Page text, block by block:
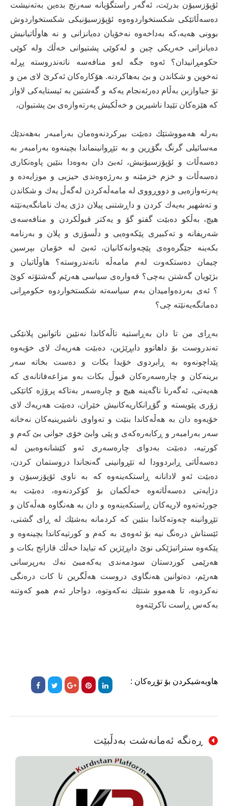
ئۆپۆزسیۆن بدرێت، ئەگەر راستگۆیانە سەرنج بدەین بەتەنیشت
دەسەڵاتێکی شکستخواردوەوە ئۆپۆزسیۆنیکی شكستخواردوش
بوونی هەیە،کە بەداخەوە نەخۆیان دەیانزانی و نە هاوڵاتیانیش
دەیانزانی خەریکی چین و لەکوێی پشتیوانی خەڵك ولە کوێی
حکومڕانیدان؟ ئەوە جگە لەو منافەسە ناتەندروستە پڕلە
تەخوین و شكاندن و بێ بەهاكردنە. هۆکارەکان ئەکرێ لای من و
تۆ جیاوازبن بەڵام دەرئەنجام یەكە و گەشتین بە ئیستایەكی لاواز
كە هێزەكان تێیدا ناشیرین و خەڵكیش پەرتەوازەی بێ پشتیوان،
بەرلە هەمووشتێك دەبێت بیرکردنەوەمان بەرامبەر بەهەندێك
مەسائیلی گرنگ بگۆڕین و بە تێڕوانینماندا بچینەوە بەرامبەر بە
دەسەڵات و ئۆپۆزسیۆنیش، ئەبێ دان بەوەدا بنێین پاوەنکاری
دەسەڵات و خزم خزمێنە و بەرژەوەندی حیزبی و موزایەدە و
پەرتەوازەیی و دووڕووی لە مامەڵەکردن لەگەڵ یەك و شکاندن
و تەشهیر بەیەك كردن و داڕشتنی پیلان دژی یەك نامانگەیەنێتە
هیچ، بەڵكو دەبێت گفتو گۆ و یەکتر قبوڵکردن و منافەسەی
شەریفانە و تەکبیری پێکەوەیی و دڵسۆزی و پلان و بەرنامە
بکەینە جێگرەوەی پێچەوانەکانیان، ئەبێ لە خۆمان بپرسین
چیمان دەستکەوت لەم مامەڵە ناتەندروستە؟ هاوڵاتیان و
بژێویان گەشتن بەچی؟ قەوارەی سیاسی هەرێم گەشتۆتە کوێ
؟ ئەی بەردەوامیدان بەم سیاسەتە شکستخواردوە حکومڕانی
دەمانگەیەنێتە چی؟
بەڕای من تا دان بەڕاستیە تاڵەکاندا نەنێین ناتوانین پلانێکی
تەندروست بۆ داهاتوو دابڕێژین، دەبێت هەریەك لای خۆیەوە
پێداچونەوە بە ڕابردوی خۆیدا بکات و دەست بخاتە سەر
برینەکان و چارەسەرەکان قبوڵ بکات بەو مزاعەفاتانەی كە
هەیەتی، ئەگەرنا ناگەینە هیچ و چارەسەر بەتاکە پرۆژە کاتێکی
زۆری پێویستە و گۆڕانکاریەکانیش خێران، دەبێت هەریەك لای
خۆیەوە دان بە هەڵەكاندا بنێت و تەواوی ناشیرینیەكان نەخاتە
سەر بەرامبەر و ڕكابەرەكەی و پێی وابێ خۆی جوانی بێ كەم و
كورتیە، دەبێت بەدوای چارەسەری ئەو كێشانەوەبین لە
دەسەڵاتی ڕابردوودا لە تێڕوانینی گەنجاندا دروستمان كردن،
دەبێت ئەو لادانانە ڕاستكەینەوە كە بە ناوی ئۆپۆزسیۆن و
دژایەتی دەسەڵاتەوە خەڵكمان بۆ كۆكردنەوە، دەبێت بە
جورئەتەوە لاریەكان ڕاستكەینەوە و دان بە هەنگاوە هەڵەكان و
تێڕوانینە چەوتەكاندا بنێین كە كردمانە بەشێك لە ڕای گشتی،
ئێستاش درەنگ نیە بۆ ئەوەی بە كەم و كورتیەكاندا بچینەوە و
پێكەوە ستراتیژێكی نوێ دابڕێژین كە تیایدا خەڵك قازانج بكات و
هەرێمی كوردستان سودمەندی یەكەمبێ نەك بەرپرسانی
هەرێم، دەتوانین هەنگاوی دروست هەڵگرین تا كات درەنگی
نەكردوە، تا هەموو شتێك نەكەوتوە، دواجار ئەم همو كەوتنە
بەكەس ڕاست ناكرێتەوە
هاوبەشیکردن بۆ تۆڕەکان :
ڕەنگە ئەمانەشت بەدڵبێت